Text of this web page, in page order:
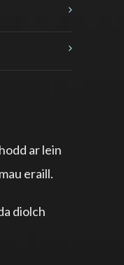
ar lein
eraill.
diolch